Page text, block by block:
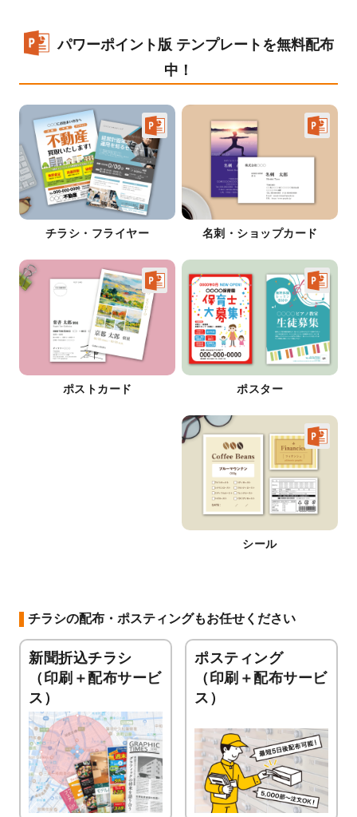
パワーポイント版 テンプレートを無料配布
中！
チラシ・フライヤー 名刺・ショップカード
ポストカード ポスター
シール
チラシの配布・ポスティングもお任せください
新聞折込チラシ
（印刷＋配布サービ
ス）
ポスティング
（印刷＋配布サービ
ス）